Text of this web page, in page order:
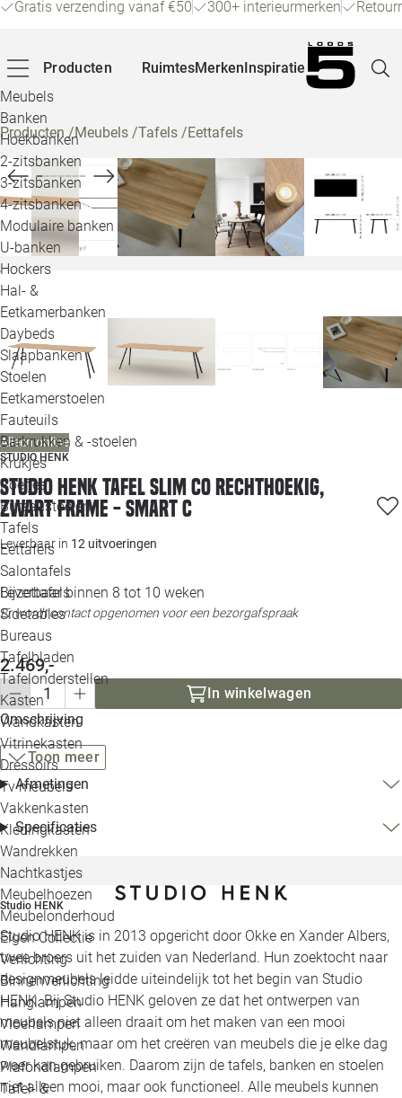
Gratis verzending vanaf €50 300+ interieurmerken
Producten
Meubels
Banken
Hoekbanken
2-zitsbanken
3-zitsbanken
4-zitsbanken
Modulaire banken
U-banken
Hockers
Hal- &
Eetkamerbanken
Daybeds
Slaapbanken
Stoelen
Eetkamerstoelen
Fauteuils
Barkrukken & -stoelen
Krukjes
Poefjes
Bureaustoelen
Tafels
Eettafels
Salontafels
Bijzettafels
Sidetables
Bureaus
Tafelbladen
Tafelonderstellen
Kasten
Wandkasten
Vitrinekasten
Dressoirs
Tv meubels
Vakkenkasten
Kledingkasten
Wandrekken
Nachtkastjes
Meubelhoezen
Meubelonderhoud
Eigen Collectie
Verlichting
Binnenverlichting
Hanglampen
Vloerlampen
Wandlampen
Plafondlampen
Tafel- &
RuimtesMerkenInspiratie
Producten/Meubels /Tafels /Eettafels
Alleen online
STUDIO HENK
Studio HENK tafel Slim Co Rechthoekig,
zwart frame - Smart C
Leverbaar in 12 uitvoeringen
Leverbaar binnen 8 tot 10 weken
Er wordt contact opgenomen voor een bezorgafspraak
2.469,-
In winkelwagen
Omschrijving
Toon meer
Afmetingen
Specificaties
Studio HENK
Studio HENK is in 2013 opgericht door Okke en Xander Albers,
twee broers uit het zuiden van Nederland. Hun zoektocht naar
designmeubels leidde uiteindelijk tot het begin van Studio
HENK. Bij Studio HENK geloven ze dat het ontwerpen van
meubels niet alleen draait om het maken van een mooi
meubelstuk, maar om het creëren van meubels die je elke dag
weer kan gebruiken. Daarom zijn de tafels, banken en stoelen
niet alleen mooi, maar ook functioneel. Alle meubels kunnen